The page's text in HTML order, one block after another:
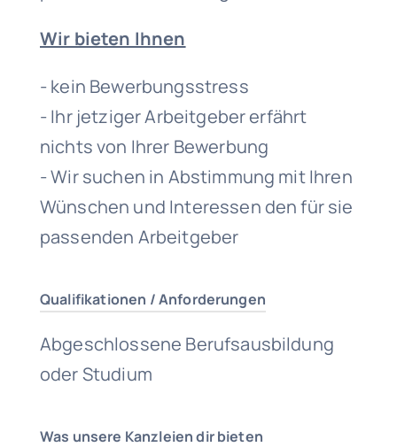
Wir bieten Ihnen
- kein Bewerbungsstress
- Ihr jetziger Arbeitgeber erfährt
nichts von Ihrer Bewerbung
- Wir suchen in Abstimmung mit Ihren
Wünschen und Interessen den für sie
passenden Arbeitgeber
Qualifikationen / Anforderungen
Abgeschlossene Berufsausbildung
oder Studium
Was unsere Kanzleien dir bieten